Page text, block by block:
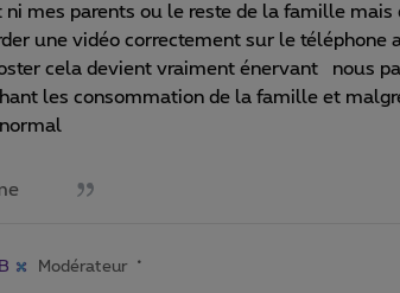
ni mes parents ou le reste de la famille
une vidéo correctement sur le téléphone
cela devient vraiment énervant nous
les consommation de la famille et
Modérateur